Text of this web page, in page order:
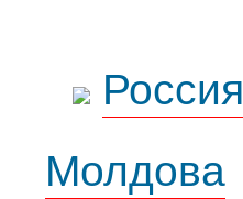
Россия
Молдова